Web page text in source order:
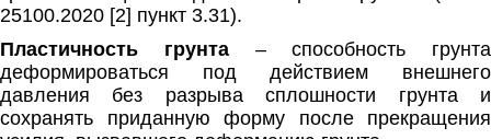
25100.2020 [2] пункт 3.31).
Пластичность грунта– способность грунта
деформироваться под действием внешнего
давления без разрыва сплошности грунта и
сохранять приданную форму после прекращения